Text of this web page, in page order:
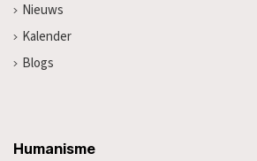
Nieuws
Kalender
Blogs
Humanisme